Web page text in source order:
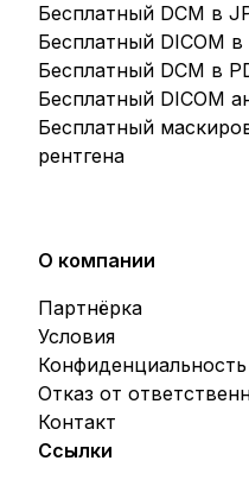
Бесплатный DCM в
Бесплатный DICOM
Бесплатный DCM в
Бесплатный DICOM
Бесплатный
рентгена
О компании
Партнёрка
Условия
Конфиденциальность
Отказ от
Контакт
Ссылки